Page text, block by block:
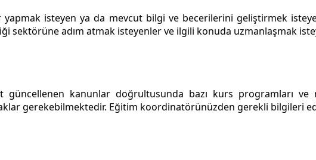
isteyen ya da mevcut bilgi ve becerilerini geliştirmek
sektörüne adım atmak isteyenler ve ilgili konuda uzmanlaşmak
güncellenen kanunlar doğrultusunda bazı kurs programları
gerekebilmektedir. Eğitim koordinatörünüzden gerekli bilgileri